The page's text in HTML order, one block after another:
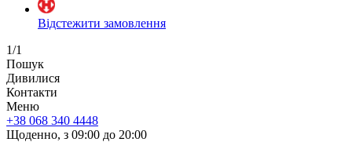
Відстежити замовлення
1/1
Пошук
Дивилися
Контакти
Меню
+38 068 340 4448
Щоденно, з 09:00 до 20:00